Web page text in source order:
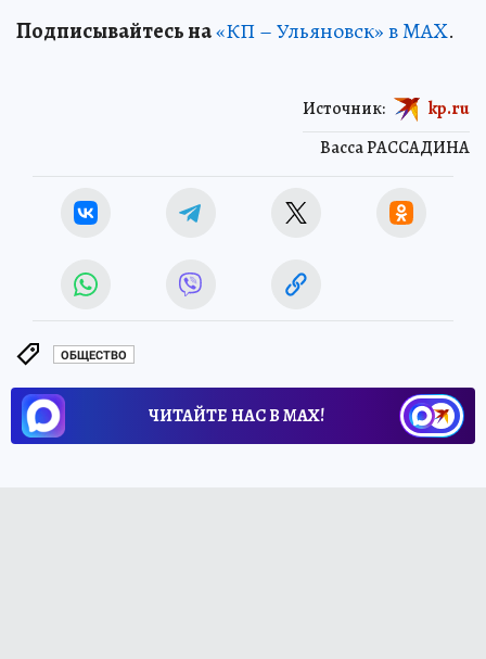
Подписывайтесь на«КП – Ульяновск» в MAX.
Васса РАССАДИНА
Источник: kp.ru
ОБЩЕСТВО
ЧИТАЙТЕ НАС В МАХ!